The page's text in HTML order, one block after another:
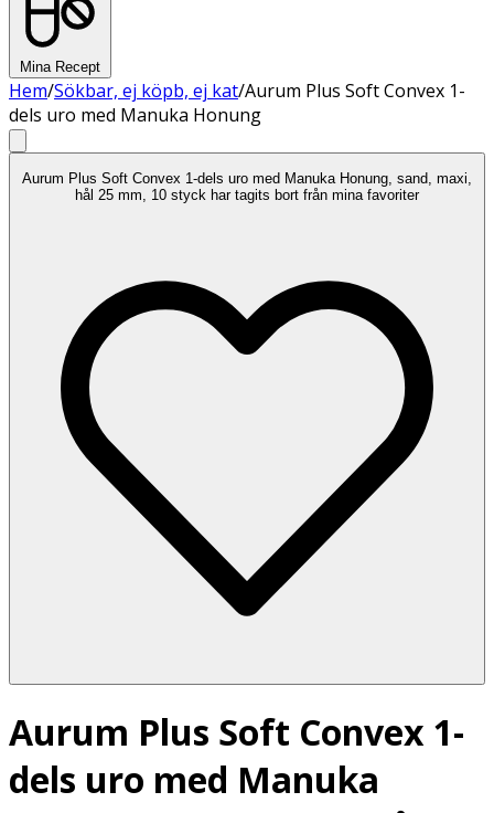
Mina Recept
Hem/Sökbar, ej köpb, ej kat/Aurum Plus Soft Convex 1-
dels uro med Manuka Honung
Aurum Plus Soft Convex 1-dels uro med Manuka Honung, sand, maxi,
hål 25 mm, 10 styck har tagits bort från mina favoriter
Aurum Plus Soft Convex 1-
dels uro med Manuka